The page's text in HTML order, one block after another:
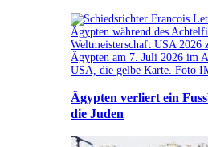
Ägypten verliert ein
die Juden